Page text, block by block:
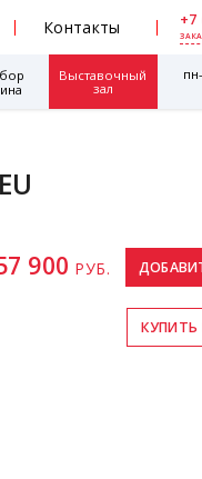
Контакты +7
Выставочный
зал
900 РУБ.